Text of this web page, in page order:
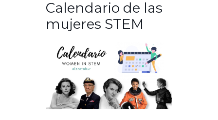
Calendario de las
mujeres STEM